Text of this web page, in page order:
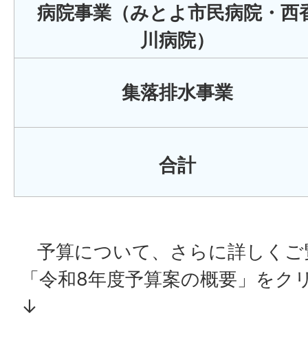
病院事業（みとよ市民病院・西
川病院）
集落排水事業
合計
予算について、さらに詳しく
「令和8年度予算案の概要」を
↓